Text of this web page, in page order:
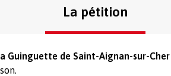
La pétition
Guinguette de Saint-Aignan-sur-Cher